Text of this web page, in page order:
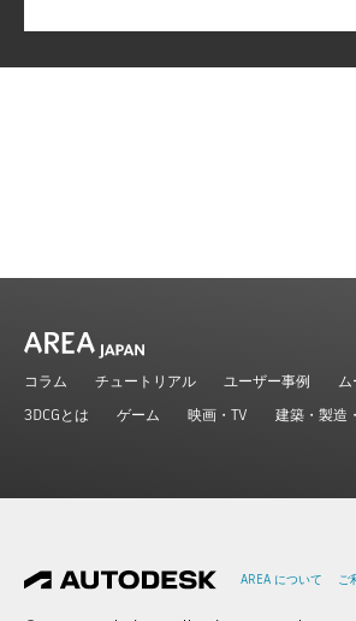
コラム チュートリアル ユーザー事例 ム
3DCGとは
ゲーム 映画・TV 建築・製造
AREA について ご